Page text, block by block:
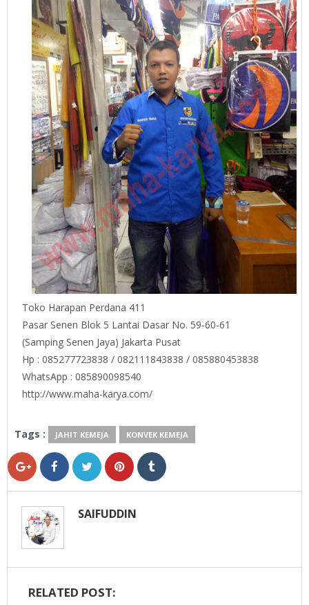
Toko Harapan Perdana 411
Pasar Senen Blok 5 Lantai Dasar No. 59-60-61
(Samping Senen Jaya) Jakarta Pusat
Hp : 085277723838 / 082111843838 / 085880453838
WhatsApp : 085890098540
http://www.maha-karya.com/
Tags : JAHIT KEMEJA KONVEK KEMEJA
SAIFUDDIN
RELATED POST: